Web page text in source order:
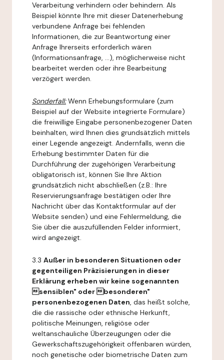
Verarbeitung verhindern oder behindern. Als
Beispiel könnte Ihre mit dieser Datenerhebung
verbundene Anfrage bei fehlenden
Informationen, die zur Beantwortung einer
Anfrage Ihrerseits erforderlich wären
(Informationsanfrage, ...), möglicherweise nicht
bearbeitet werden oder ihre Bearbeitung
verzögert werden.
Sonderfall:Wenn Erhebungsformulare (zum
Beispiel auf der Website integrierte Formulare)
die freiwillige Eingabe personenbezogener Daten
beinhalten, wird Ihnen dies grundsätzlich mittels
einer Legende angezeigt. Andernfalls, wenn die
Erhebung bestimmter Daten für die
Durchführung der zugehörigen Verarbeitung
obligatorisch ist, können Sie Ihre Aktion
grundsätzlich nicht abschließen (z.B.: Ihre
Reservierungsanfrage bestätigen oder Ihre
Nachricht über das Kontaktformular auf der
Website senden) und eine Fehlermeldung, die
Sie über die auszufüllenden Felder informiert,
wird angezeigt.
3.3 Außer in besonderen Situationen oder
gegenteiligen Präzisierungen in dieser
Erklärung erheben wir keine sogenannten
sensiblen" oder besonderen"
personenbezogenen Daten, das heißt solche,
die die rassische oder ethnische Herkunft,
politische Meinungen, religiöse oder
weltanschauliche Überzeugungen oder die
Gewerkschaftszugehörigkeit offenbaren würden,
noch genetische oder biometrische Daten zum